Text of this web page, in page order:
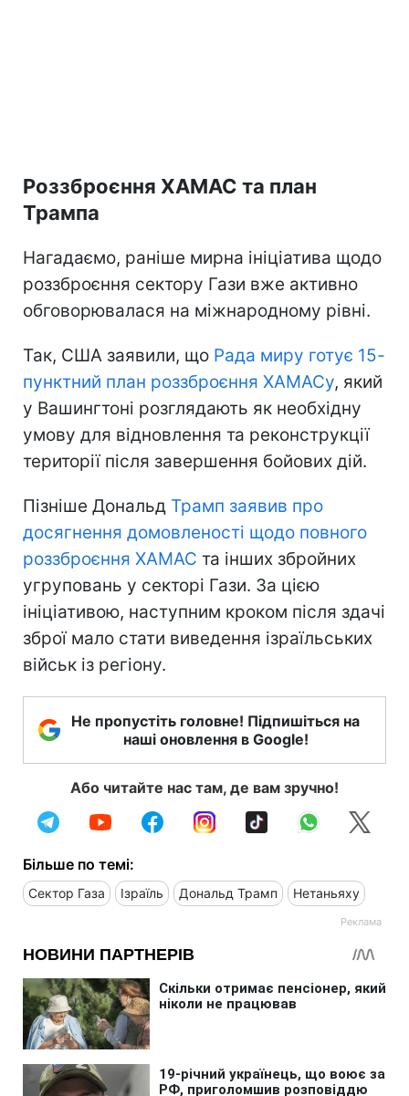
Роззброєння ХАМАС та план
Трампа
Нагадаємо, раніше мирна ініціатива щодо
роззброєння сектору Гази вже активно
обговорювалася на міжнародному рівні.
Так, США заявили, що Рада миру готує 15-
пунктний план роззброєння ХАМАСу, який
у Вашингтоні розглядають як необхідну
умову для відновлення та реконструкції
території після завершення бойових дій.
Пізніше Дональд Трамп заявив про
досягнення домовленості щодо повного
роззброєння ХАМАС та інших збройних
угруповань у секторі Гази. За цією
ініціативою, наступним кроком після здачі
зброї мало стати виведення ізраїльських
військ із регіону.
Не пропустіть головне! Підпишіться на
наші оновлення в Google!
Або читайте нас там, де вам зручно!
Більше по темі:
Сектор Газа Ізраїль Дональд Трамп Нетаньяху